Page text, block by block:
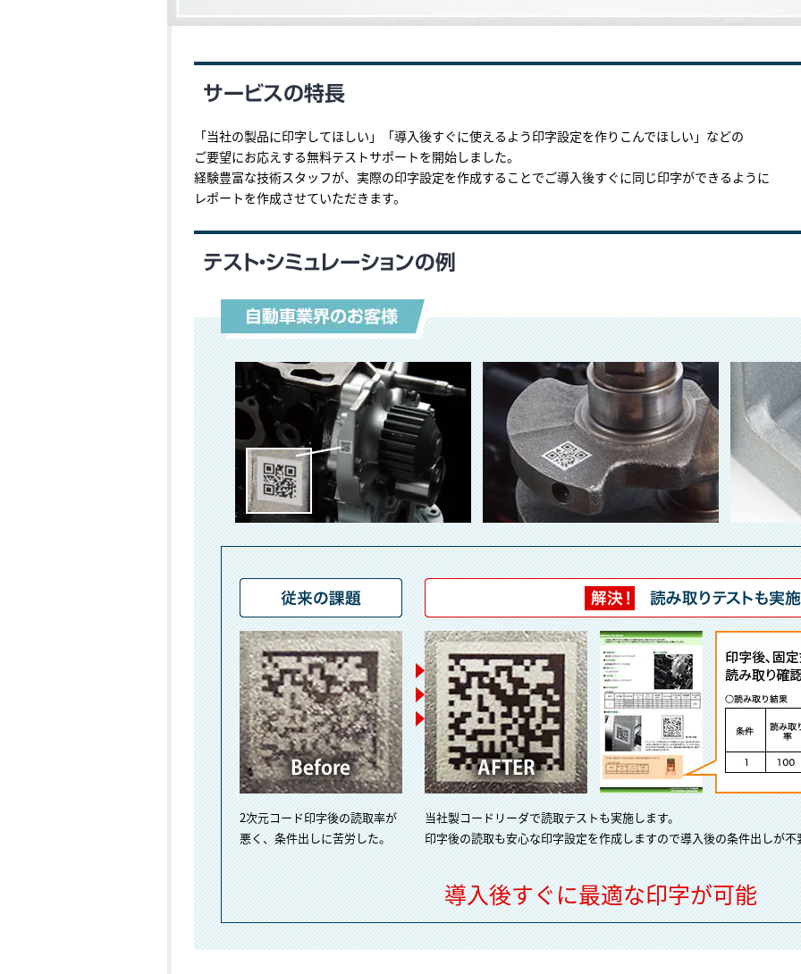
「当社の製品に印字してほしい」「導入後すぐに使えるよう印字設定を作りこんでほしい」などの
ご要望にお応えする無料テストサポートを開始しました。
経験豊富な技術スタッフが、実際の印字設定を作成することでご導入後すぐに同じ印字ができるように
レポートを作成させていただきます。
2次元コード印字後の読取率が
悪く、条件出しに苦労した。
当社製コードリーダで読取テストも実施します。
印字後の読取も安⼼な印字設定を作成しますので導入後の条件出しが不
導入後すぐに最適な印字が可能